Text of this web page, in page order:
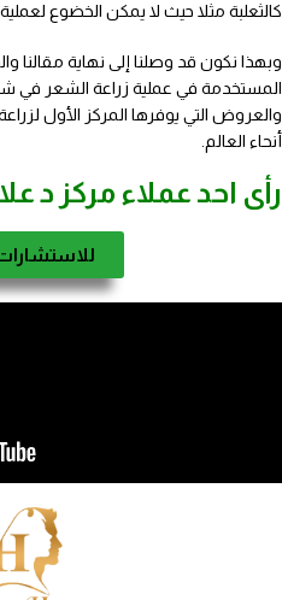
كالثعلبة مثلا حيث لا يمكن الخضوع
وبهذا نكون قد وصلنا إلى نهاية مقالنا
المستخدمة في عملية زراعة الشعر في
والعروض التي يوفرها المركز الأول
أنحاء العالم.
رأى احد عملاء مركز د
للاستشارات